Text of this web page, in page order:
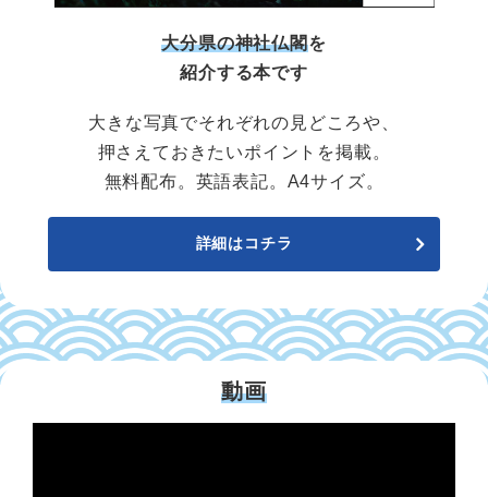
大分県の神社仏閣を
紹介する本です
大きな写真でそれぞれの見どころや、
押さえておきたいポイントを掲載。
無料配布。英語表記。A4サイズ。
詳細はコチラ
動画